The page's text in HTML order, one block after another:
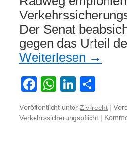
Der Senat
gegen das Urteil
Weiterlesen →
Facebook
WhatsApp
LinkedIn
Veröffentlicht unter Zivilrecht |
Verkehrssicherungspflicht |